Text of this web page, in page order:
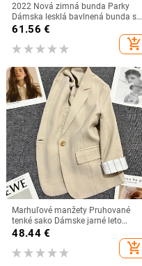
2022 Nová zimná bunda Parky
Dámska lesklá bavlnená bunda s
kapucňou Parka Teplá dámska
bavlnená prešívaná bunda Casual
Outwear P985
61.56 €
add_shopping_cart
Marhuľové manžety Pruhované
tenké sako Dámske jarné leto
Jesenné módne kabáty Dámske
sako Kórejské ležérne vrchné
oblečenie Topy
48.44€
add_shopping_cart